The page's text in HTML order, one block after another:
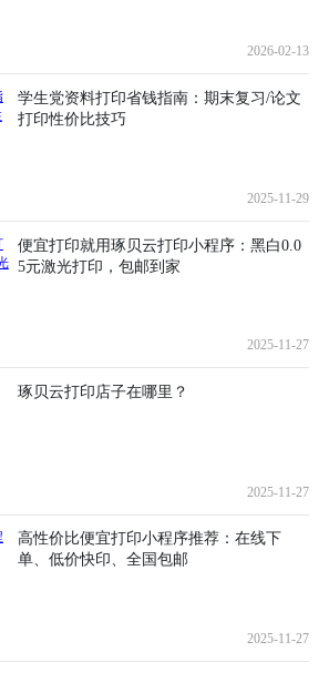
2026-02-13
学生党资料打印省钱指南：期末复习/论文
打印性价比技巧
2025-11-29
便宜打印就用琢贝云打印小程序：黑白0.0
5元激光打印，包邮到家
2025-11-27
琢贝云打印店子在哪里？
2025-11-27
高性价比便宜打印小程序推荐：在线下
单、低价快印、全国包邮
2025-11-27